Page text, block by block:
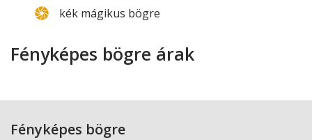
kék mágikus bögre
Fényképes bögre árak
Fényképes bögre